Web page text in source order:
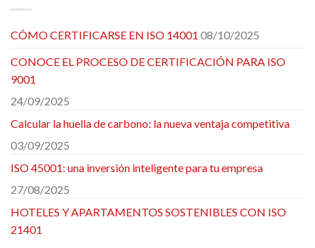
CÓMO CERTIFICARSE EN ISO 14001 08/10/2025
CONOCE EL PROCESO DE CERTIFICACIÓN PARA ISO
9001
24/09/2025
Calcular la huella de carbono: la nueva ventaja competitiva
03/09/2025
ISO 45001: una inversión inteligente para tu empresa
27/08/2025
HOTELES Y APARTAMENTOS SOSTENIBLES CON ISO
21401